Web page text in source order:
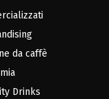
da caffè
Drinks